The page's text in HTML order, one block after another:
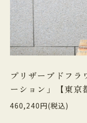
プリザーブドフラ
ーション」【東京
460,240円(税込)